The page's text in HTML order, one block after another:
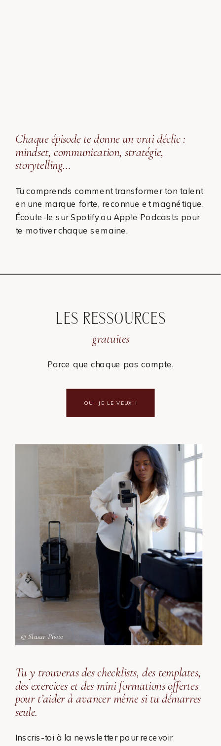
Chaque épisode te donne un vrai déclic :
mindset, communication, stratégie,
storytelling…
Tu comprends comment transformer ton talent
en une marque forte, reconnue et magnétique.
Écoute-le sur Spotify ou Apple Podcasts pour
te motiver chaque semaine.
LES RESSOURCES
gratuites
Parce que chaque pas compte.
Tu y trouveras des checklists, des templates,
des exercices et des mini formations offertes
pour t’aider à avancer même si tu démarres
seule.
Inscris-toi à la newsletter pour recevoir
OUI, JE LE VEUX !
© Slusar Photo